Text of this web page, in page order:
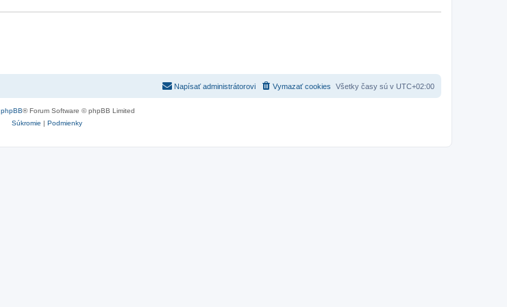
Všetky časy sú v UTC+02:00
Vymazať cookies
Napísať administrátorovi
phpBB® Forum Software © phpBB Limited
Súkromie | Podmienky